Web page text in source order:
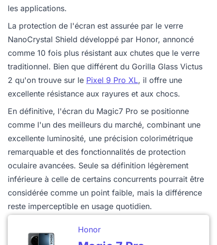
les applications.
La protection de l'écran est assurée par le verre
NanoCrystal Shield développé par Honor, annoncé
comme 10 fois plus résistant aux chutes que le verre
traditionnel. Bien que différent du Gorilla Glass Victus
2 qu'on trouve sur le Pixel 9 Pro XL, il offre une
excellente résistance aux rayures et aux chocs.
En définitive, l'écran du Magic7 Pro se positionne
comme l'un des meilleurs du marché, combinant une
excellente luminosité, une précision colorimétrique
remarquable et des fonctionnalités de protection
oculaire avancées. Seule sa définition légèrement
inférieure à celle de certains concurrents pourrait être
considérée comme un point faible, mais la différence
reste imperceptible en usage quotidien.
Honor